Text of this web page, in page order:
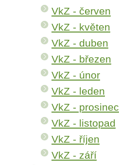
VkZ - červen
VkZ - květen
VkZ - duben
VkZ - březen
VkZ - únor
VkZ - leden
VkZ - prosinec
VkZ - listopad
VkZ - říjen
VkZ - září